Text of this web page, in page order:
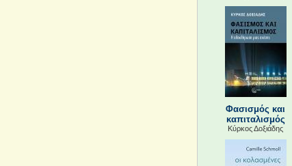
Φασισμός και
καπιταλισμός
Κύρκος Δοξιάδης